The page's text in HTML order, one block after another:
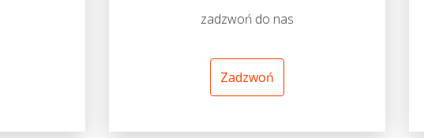
zadzwoń do nas
Zadzwoń